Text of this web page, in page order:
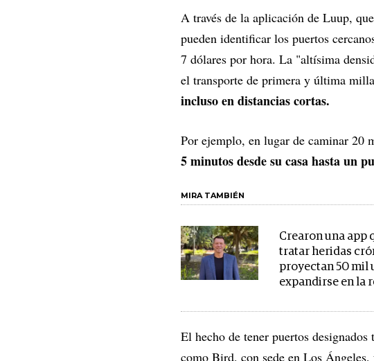
A través de la aplicación de Luup,
pueden identificar los puertos
7 dólares por hora. La "altísima
el transporte de primera y última
incluso en distancias cortas.
Por ejemplo, en lugar de caminar 20
5 minutos desde su casa hasta un
MIRA TAMBIÉN
Crearon una app
tratar heridas
proyectan 50 mil
expandirse en la
El hecho de tener puertos
como Bird, con sede en Los